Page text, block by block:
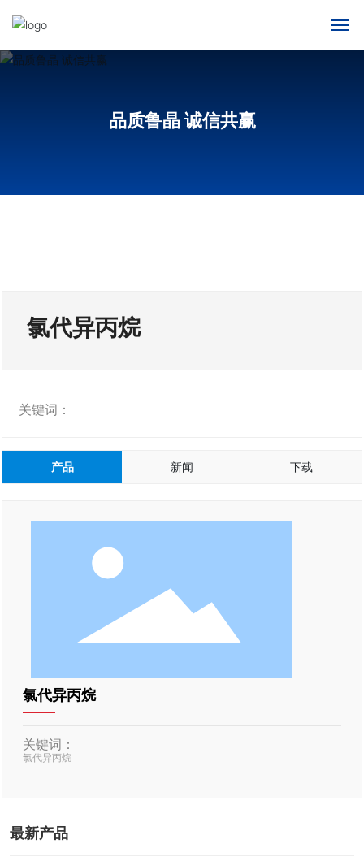
网站首页
新闻动态
English
品质鲁晶 诚信共赢
氯代异丙烷
关键词：
产品 新闻 下载
氯代异丙烷
关键词：
氯代异丙烷
最新产品